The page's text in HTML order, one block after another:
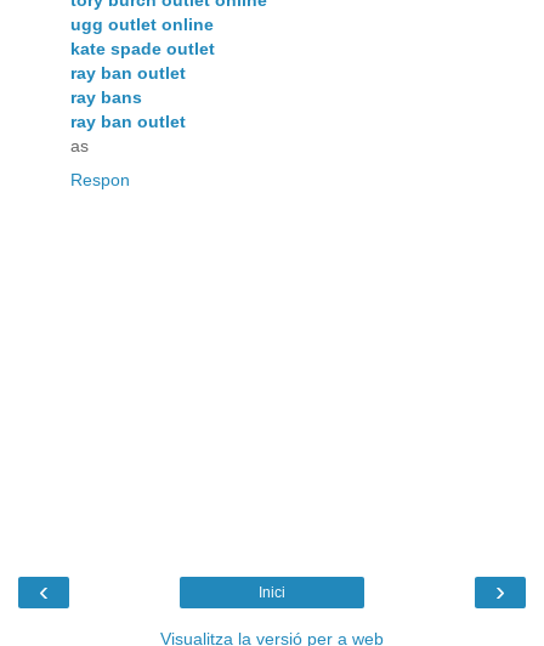
ugg outlet online
kate spade outlet
ray ban outlet
ray bans
ray ban outlet
as
Respon
‹ ›
Inici
Visualitza la versió per a web